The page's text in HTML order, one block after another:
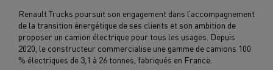
Renault Trucks poursuit son engagement dans l’accompagnement
de la transition énergétique de ses clients et son ambition de
proposer un camion électrique pour tous les usages. Depuis
2020, le constructeur commercialise une gamme de camions 100
% électriques de 3,1 à 26 tonnes, fabriqués en France.